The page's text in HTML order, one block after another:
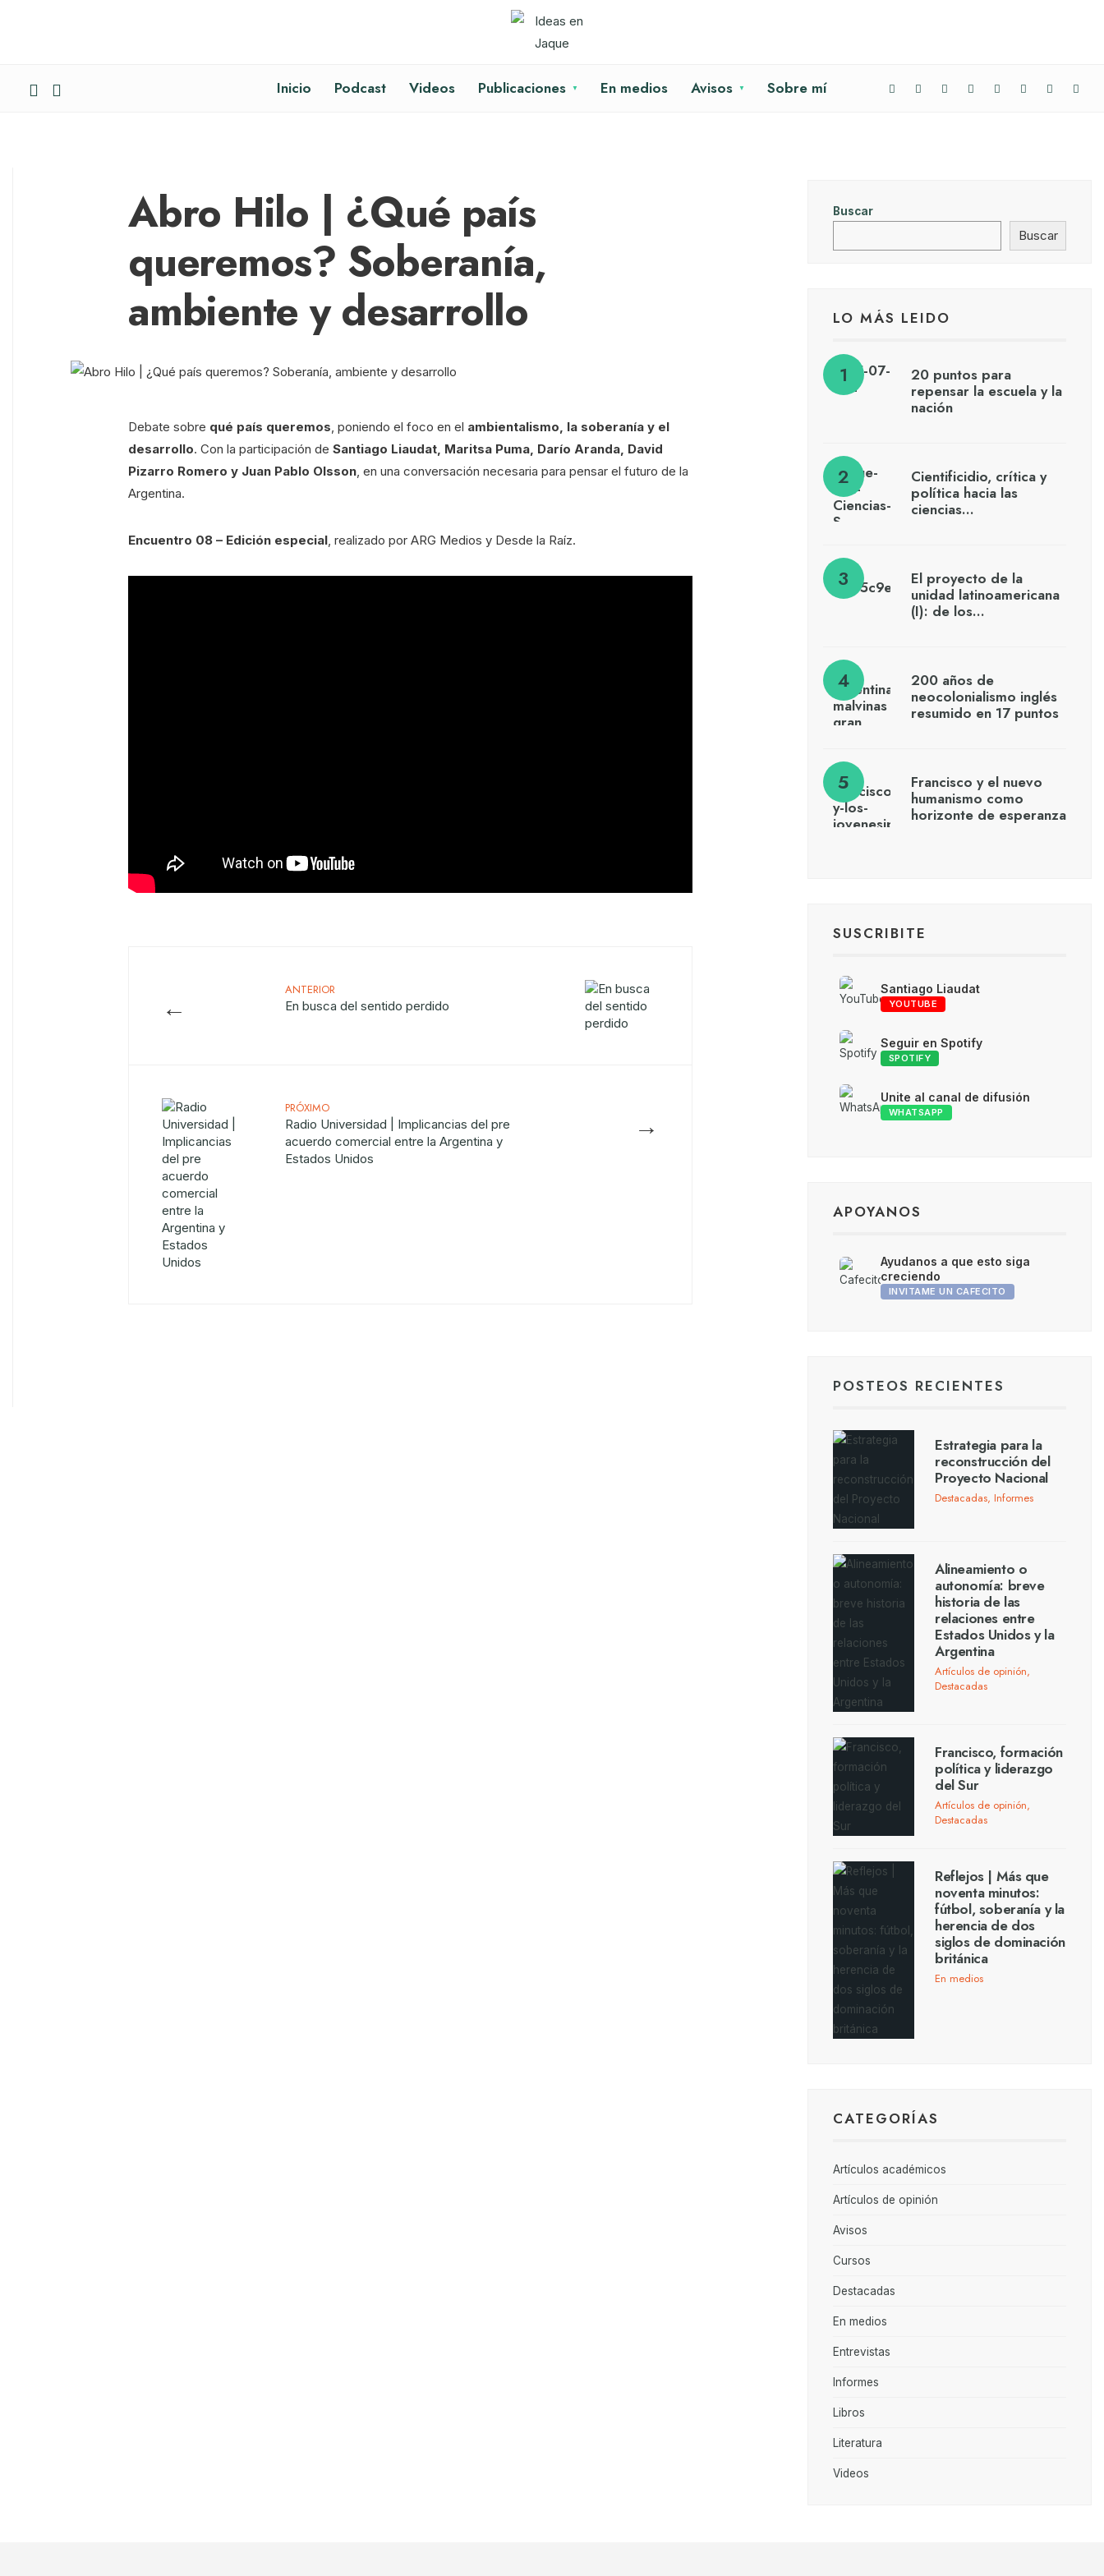
Inicio Podcast Videos Publicaciones En medios Avisos Sobre mí
Abro Hilo | ¿Qué país
queremos? Soberanía,
ambiente y desarrollo
Debate sobre qué país queremos, poniendo el foco en el ambientalismo, la soberanía y el
desarrollo. Con la participación de Santiago Liaudat, Maritsa Puma, Darío Aranda, David
Pizarro Romero y Juan Pablo Olsson, en una conversación necesaria para pensar el futuro de la
Argentina.
Encuentro 08 – Edición especial, realizado por ARG Medios y Desde la Raíz.
←
ANTERIOR
En busca del sentido perdido
→
PRÓXIMO
Radio Universidad | Implicancias del pre
acuerdo comercial entre la Argentina y
Estados Unidos
Buscar
Buscar
LO MÁS LEIDO
20 puntos para
repensar la escuela y la
nación
Cientificidio, crítica y
política hacia las
ciencias…
El proyecto de la
unidad latinoamericana
(I): de los…
200 años de
neocolonialismo inglés
resumido en 17 puntos
Francisco y el nuevo
humanismo como
horizonte de esperanza
SUSCRIBITE
Santiago Liaudat
YOUTUBE
Seguir en Spotify
SPOTIFY
Unite al canal de difusión
WHATSAPP
APOYANOS
Ayudanos a que esto siga
creciendo
INVITAME UN CAFECITO
POSTEOS RECIENTES
Estrategia para la
reconstrucción del
Proyecto Nacional
Destacadas, Informes
Alineamiento o
autonomía: breve
historia de las
relaciones entre
Estados Unidos y la
Argentina
Artículos de opinión,
Destacadas
Francisco, formación
política y liderazgo
del Sur
Artículos de opinión,
Destacadas
Reflejos | Más que
noventa minutos:
fútbol, soberanía y la
herencia de dos
siglos de dominación
británica
En medios
CATEGORÍAS
Artículos académicos
Artículos de opinión
Avisos
Cursos
Destacadas
En medios
Entrevistas
Informes
Libros
Literatura
Videos